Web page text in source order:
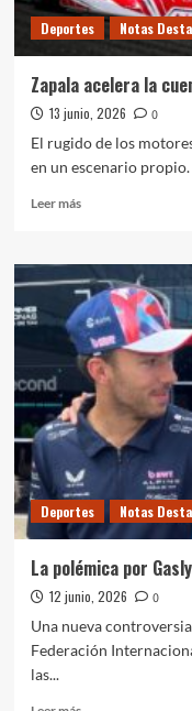
Deportes Notas
Zapala acelera la
13 junio, 2026
0
El rugido de los
en un escenario propio.
Leer másLeer
Zapala
acelera
la
cuenta
regresiva
para
su
kartódromo
Deportes Notas
La polémica por
12 junio, 2026
0
Una nueva
Federación
las...
Leer